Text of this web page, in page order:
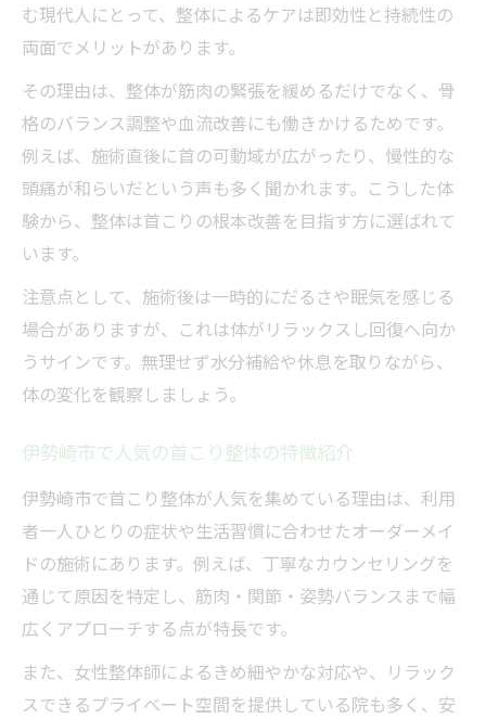
む現代人にとって、整体によるケアは即効性と持続性の
両面でメリットがあります。
その理由は、整体が筋肉の緊張を緩めるだけでなく、骨
格のバランス調整や血流改善にも働きかけるためです。
例えば、施術直後に首の可動域が広がったり、慢性的な
頭痛が和らいだという声も多く聞かれます。こうした体
験から、整体は首こりの根本改善を目指す方に選ばれて
います。
注意点として、施術後は一時的にだるさや眠気を感じる
場合がありますが、これは体がリラックスし回復へ向か
うサインです。無理せず水分補給や休息を取りながら、
体の変化を観察しましょう。
伊勢崎市で人気の首こり整体の特徴紹介
伊勢崎市で首こり整体が人気を集めている理由は、利用
者一人ひとりの症状や生活習慣に合わせたオーダーメイ
ドの施術にあります。例えば、丁寧なカウンセリングを
通じて原因を特定し、筋肉・関節・姿勢バランスまで幅
広くアプローチする点が特長です。
また、女性整体師によるきめ細やかな対応や、リラック
スできるプライベート空間を提供している院も多く、安